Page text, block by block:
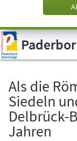
Visuelle
Assistenzsoftware
öffnen.
Als die
Siedeln
Delbrück-
Jahren